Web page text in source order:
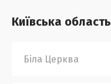
Київська область
Біла Церква